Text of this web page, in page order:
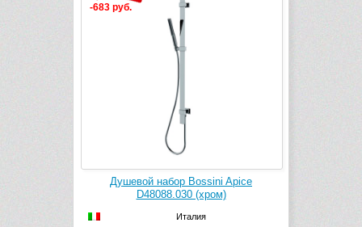
-683 руб.
Душевой набор Bossini Apice
D48088.030 (хром)
Италия